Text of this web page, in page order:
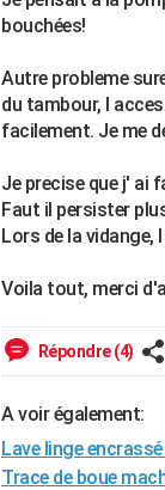
bouchées!
Autre probleme
du tambour, l
facilement. Je me
Je precise que j' ai
Faut il persister
Lors de la vidange,
Voila tout, merci
Répondre (4)
A voir également:
Lave linge
Trace de boue